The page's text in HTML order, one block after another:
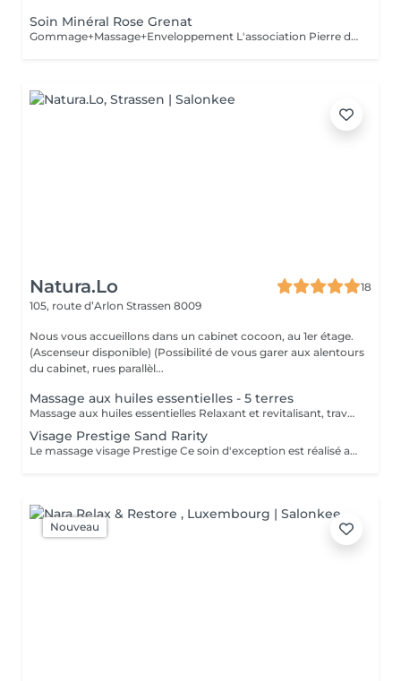
Soin Minéral Rose Grenat
Gommage+Massage+Enveloppement L'association Pierre de Grenat, Cranberry et Framboise pour une enveloppement régénérant. Sous l'effet de ce précieux cocktail d'actifs anti-âge, vous savourez un moment unique. Votre peau est tonique, lisse, régénérée et protégée des agressions extérieurs.
Natura.Lo
18
105, route d’Arlon Strassen 8009
Nous vous accueillons dans un cabinet cocoon, au 1er étage.
(Ascenseur disponible) (Possibilité de vous garer aux alentours
du cabinet, rues parallèl...
Massage aux huiles essentielles - 5 terres
Massage aux huiles essentielles Relaxant et revitalisant, travail sur l'énergie du corps, avec différentes techniques de massages.
Visage Prestige Sand Rarity
Le massage visage Prestige Ce soin d'exception est réalisé avec les produits Sand Rarity enrichis à l'huile de pépins de figues de Barbarie accompagnée de la précieuse éponge de Konjac. (Éponge offerte) Une alliance rare de luxe et de nature Ces trésors d'exception, réservés uniquement aux spas, caressent votre peau comme un voile de soie révélant un éclat lumineux. Offrez vous le privilège de ce soin d'exception
Nouveau